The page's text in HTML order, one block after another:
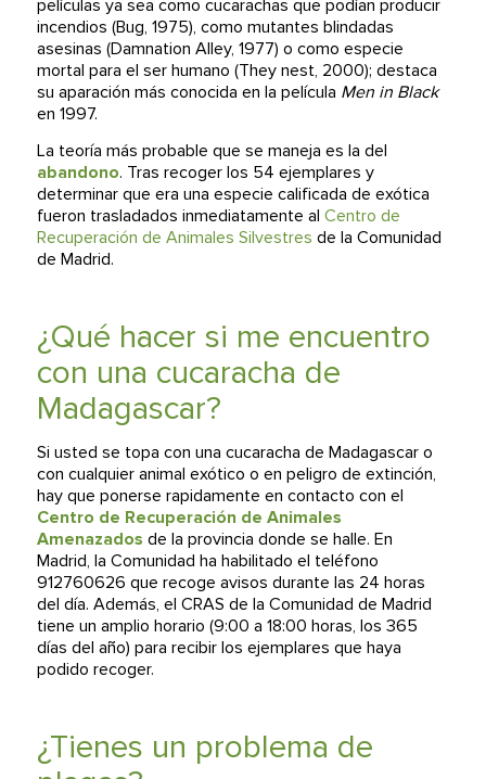
películas ya sea como cucarachas que podían producir
incendios (Bug, 1975), como mutantes blindadas
asesinas (Damnation Alley, 1977) o como especie
mortal para el ser humano (They nest, 2000); destaca
su aparación más conocida en la película Men in Black
en 1997.
La teoría más probable que se maneja es la del
abandono. Tras recoger los 54 ejemplares y
determinar que era una especie calificada de exótica
fueron trasladados inmediatamente al Centro de
Recuperación de Animales Silvestres de la Comunidad
de Madrid.
¿Qué hacer si me encuentro
con una cucaracha de
Madagascar?
Si usted se topa con una cucaracha de Madagascar o
con cualquier animal exótico o en peligro de extinción,
hay que ponerse rapidamente en contacto con el
Centro de Recuperación de Animales
Amenazados de la provincia donde se halle. En
Madrid, la Comunidad ha habilitado el teléfono
912760626 que recoge avisos durante las 24 horas
del día. Además, el CRAS de la Comunidad de Madrid
tiene un amplio horario (9:00 a 18:00 horas, los 365
días del año) para recibir los ejemplares que haya
podido recoger.
¿Tienes un problema de